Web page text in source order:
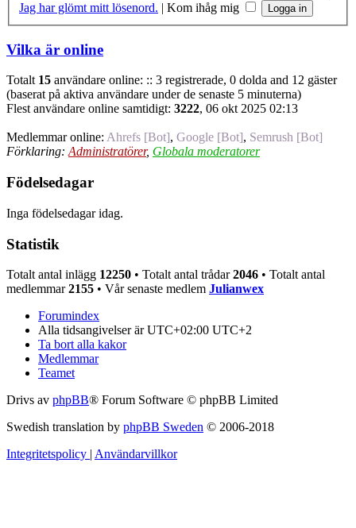
Jag har glömt mitt lösenord. | Kom ihåg mig
Vilka är online
Totalt 15 användare online: :: 3 registrerade, 0 dolda and 12 gäster
(baserat på aktiva användare under de senaste 5 minuterna)
Flest användare online samtidigt: 3222, 06 okt 2025 02:13
Medlemmar online: Ahrefs [Bot], Google [Bot], Semrush [Bot]
Förklaring: Administratörer, Globala moderatorer
Födelsedagar
Inga födelsedagar idag.
Statistik
Totalt antal inlägg 12250 • Totalt antal trådar2046 • Totalt antal
medlemmar2155 • Vår senaste medlem Julianwex
Forumindex
Alla tidsangivelser är UTC+02:00 UTC+2
Ta bort alla kakor
Medlemmar
Teamet
Drivs av phpBB® Forum Software © phpBB Limited
Swedish translation by phpBB Sweden © 2006-2018
Integritetspolicy | Användarvillkor